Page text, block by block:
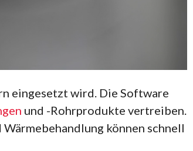
eingesetzt wird. Die Software
und -Rohrprodukte vertreiben.
können schnell